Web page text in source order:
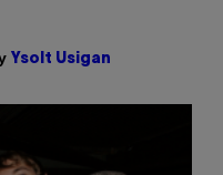
Ysolt Usigan